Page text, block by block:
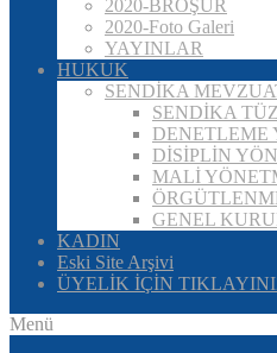
2020-BROŞÜR
2020-Foto Galeri
YAYINLAR
HUKUK
SENDİKA
SENDİKA
DENETLEME
DİSİPLİN
MALİ
GENEL
KADIN
Eski Site Arşivi
ÜYELİK İÇİN
Menü